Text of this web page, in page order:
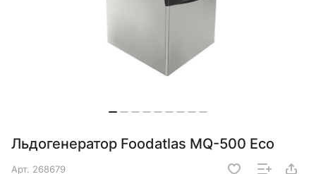
Льдогенератор Foodatlas MQ-500 Eco
Арт. 268679